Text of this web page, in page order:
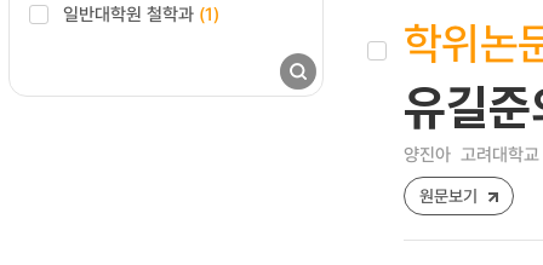
일반대학원 철학과 (1) 학위논
유길
양진아 고려대학
원문보기